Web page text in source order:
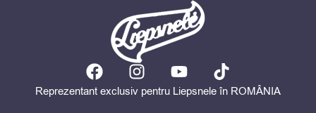
F
a
I
n
Y
o
T
i
Reprezentant exclusiv pentru Liepsnele în ROMÂNIA